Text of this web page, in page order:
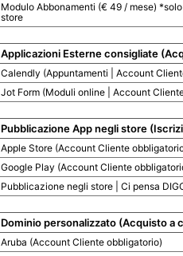
Modulo Abbonamenti (€ 49 / mese)
store
Applicazioni Esterne consigliate
Calendly (Appuntamenti | Account
Jot Form (Moduli online | Account
Pubblicazione App negli store
Apple Store (Account Cliente
Google Play (Account Cliente
Pubblicazione negli store | Ci pensa
Dominio personalizzato (Acquisto a
Aruba (Account Cliente obbligatorio)